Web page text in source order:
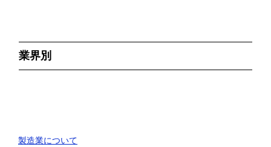
業界別
製造業について